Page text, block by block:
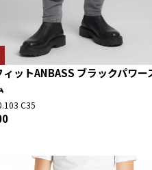
ィットANBASS ブラックパワー
C35